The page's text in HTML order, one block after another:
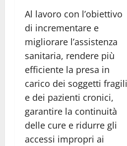
Al lavoro con l’obiettivo
di incrementare e
migliorare l’assistenza
sanitaria, rendere più
efficiente la presa in
carico dei soggetti fragili
e dei pazienti cronici,
garantire la continuità
delle cure e ridurre gli
accessi impropri ai